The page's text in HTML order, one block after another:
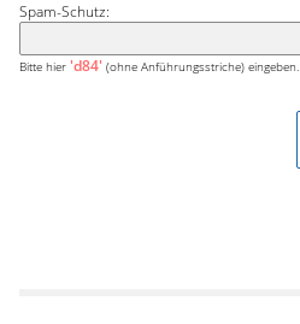
Spam-Schutz:
Bitte hier 'd84' (ohne Anführungsstriche) eingeben.